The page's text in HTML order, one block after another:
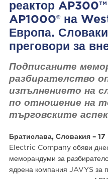
реактор AP300™
AP1000® на
Европа.
преговори за
Подписаните
разбирателство
изпълнението на
по отношение на
търговските
Братислава, Словакия –
Electric Company обяви
меморандуми за
ядрена компания JAVYS за